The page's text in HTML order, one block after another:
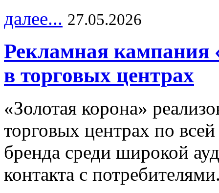
далее... 27.05.2026
Рекламная кампания
в торговых центрах
«Золотая корона»
торговых центрах по
бренда среди широкой
контакта с